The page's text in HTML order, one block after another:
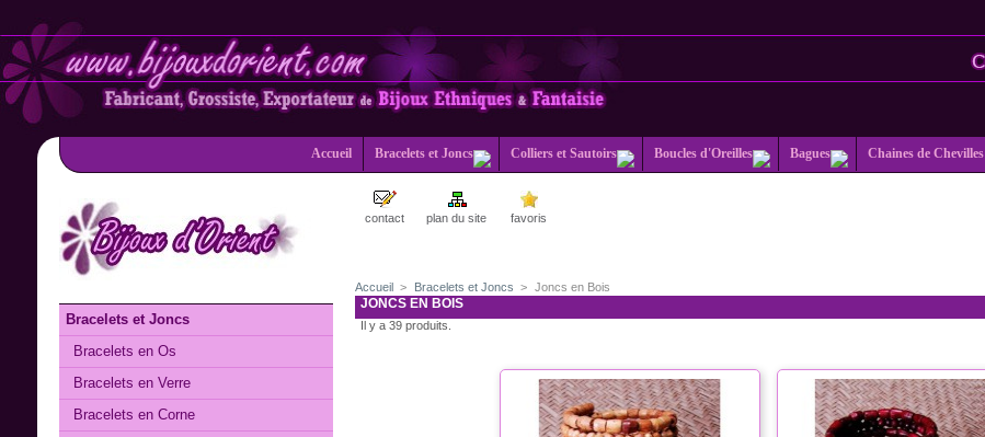
Accueil Bracelets et Joncs Colliers et Sautoirs Boucles d'Oreilles Bagues Chaines de Chevilles
contact plan du site favoris
Bracelets et Joncs
Bracelets en Os
Bracelets en Verre
Bracelets en Corne
Accueil > Bracelets et Joncs > Joncs en Bois
JONCS EN BOIS
Il y a 39 produits.